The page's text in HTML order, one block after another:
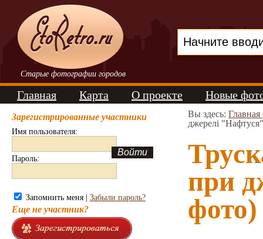
Старые фотографии городов
Главная Карта О проекте Новые
Зарегистрированные участники
Имя пользователя:
Пароль:
Запомнить меня | Забыли пароль?
Еще не участник?
Вы здесь: Главная
джерелі
при
фото)